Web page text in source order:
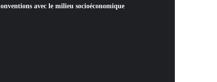
avec le milieu socioéconomique